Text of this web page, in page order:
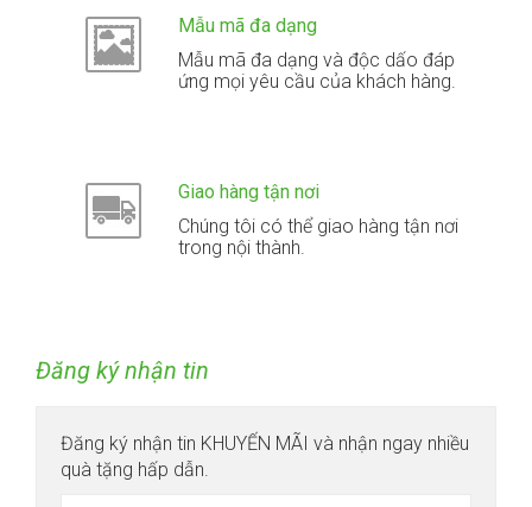
Mẫu mã đa dạng
Mẫu mã đa dạng và độc dấo đáp
ứng mọi yêu cầu của khách hàng.
Giao hàng tận nơi
Chúng tôi có thể giao hàng tận nơi
trong nội thành.
Đăng ký nhận tin
Đăng ký nhận tin KHUYẾN MÃI và nhận ngay nhiều
quà tặng hấp dẫn.